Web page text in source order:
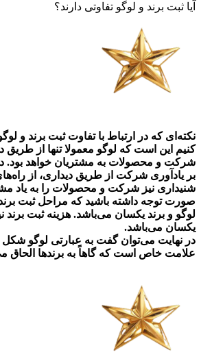
آیا ثبت برند و لوگو تفاوتی دارند؟
نکته‌ای که در ارتباط با تفاوت ثبت برند و
کنیم این است که لوگو معمولا تنها از طریق
شرکت و محصولات به مشتریان خواهد بود.
بر یادآوری شرکت از طریق دیداری، از
شنیداری نیز شرکت و محصولات را به یاد
صورت توجه داشته باشید که مراحل ثبت
لوگو و برند یکسان می‌باشد. هزینه ثبت برند
یکسان می‌باشد.
در نهایت می‌توان گفت به عبارتی لوگو شکل
علامت خاص است که گاهاً به برندها الحاق